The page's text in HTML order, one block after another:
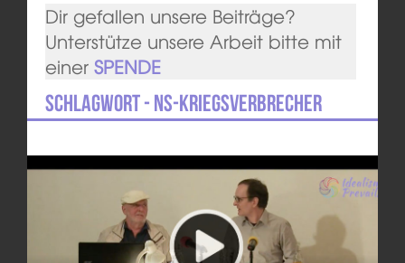
Dir gefallen unsere Beiträge?
Unterstütze unsere Arbeit bitte mit
einer SPENDE
Schlagwort - NS-Kriegsverbrecher